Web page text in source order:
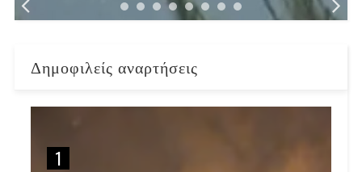
Δημοφιλείς αναρτήσεις
1